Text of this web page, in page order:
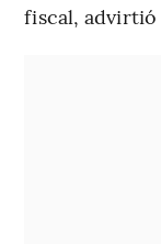
fiscal,